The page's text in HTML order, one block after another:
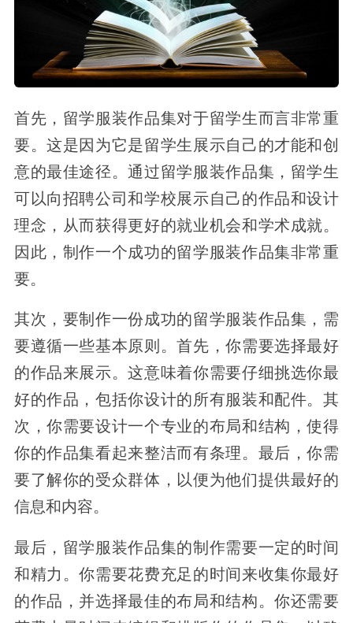
首先，留学服装作品集对于留学生而言非常重
要。这是因为它是留学生展示自己的才能和创
意的最佳途径。通过留学服装作品集，留学生
可以向招聘公司和学校展示自己的作品和设计
理念，从而获得更好的就业机会和学术成就。
因此，制作一个成功的留学服装作品集非常重
要。
其次，要制作一份成功的留学服装作品集，需
要遵循一些基本原则。首先，你需要选择最好
的作品来展示。这意味着你需要仔细挑选你最
好的作品，包括你设计的所有服装和配件。其
次，你需要设计一个专业的布局和结构，使得
你的作品集看起来整洁而有条理。最后，你需
要了解你的受众群体，以便为他们提供最好的
信息和内容。
最后，留学服装作品集的制作需要一定的时间
和精力。你需要花费充足的时间来收集你最好
的作品，并选择最佳的布局和结构。你还需要